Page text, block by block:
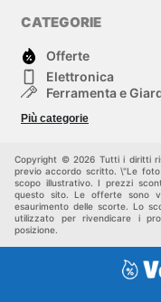
CATEGORIE
Offerte
Elettronica
Ferramenta e
Bambini e Neonati
Più categorie
Copyright © 2026 Tutti i diritti
previo accordo scritto. \"Le
scopo illustrativo. I prezzi
questo sito. Le offerte sono
esaurimento delle scorte. Lo
utilizzato per rivendicare i
posizione.